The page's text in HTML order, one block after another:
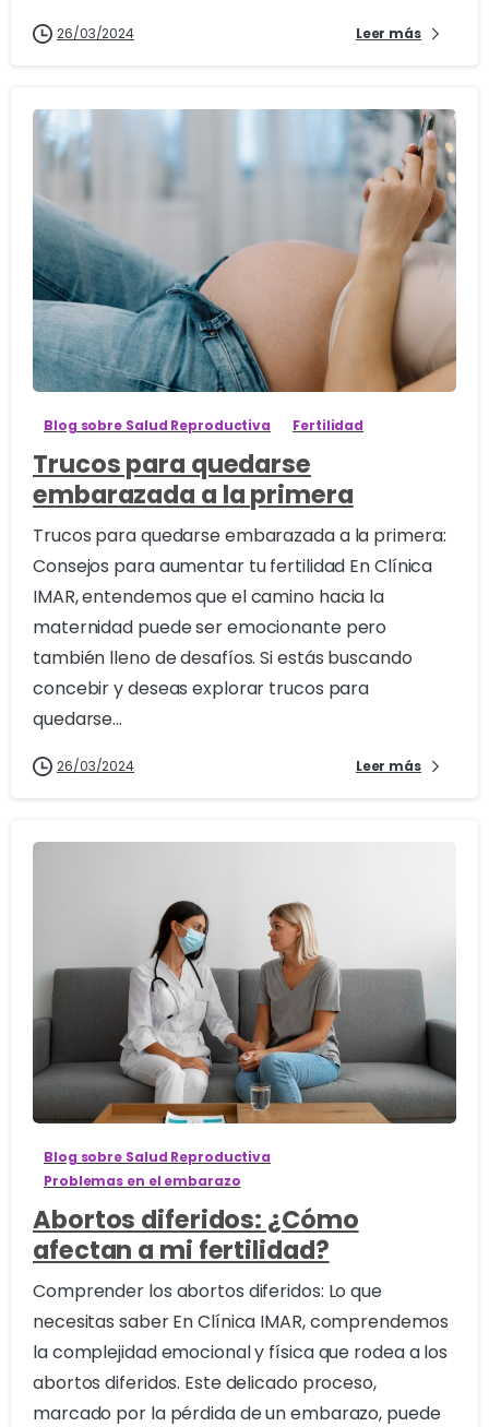
26/03/2024 Leer más
0
Blog sobre Salud Reproductiva Fertilidad
Trucos para quedarse
embarazada a la primera
Trucos para quedarse embarazada a la primera:
Consejos para aumentar tu fertilidad En Clínica
IMAR, entendemos que el camino hacia la
maternidad puede ser emocionante pero
también lleno de desafíos. Si estás buscando
concebir y deseas explorar trucos para
quedarse...
26/03/2024 Leer más
Blog sobre Salud Reproductiva
Problemas en el embarazo
Abortos diferidos: ¿Cómo
afectan a mi fertilidad?
Comprender los abortos diferidos: Lo que
necesitas saber En Clínica IMAR, comprendemos
la complejidad emocional y física que rodea a los
abortos diferidos. Este delicado proceso,
marcado por la pérdida de un embarazo, puede